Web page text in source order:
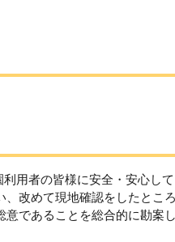
用者の皆様に安全・安心し
、改めて現地確認をしたとこ
であることを総合的に勘案